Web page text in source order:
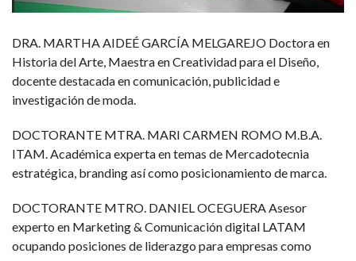
DRA. MARTHA AIDEÉ GARCÍA MELGAREJO Doctora en
Historia del Arte, Maestra en Creatividad para el Diseño,
docente destacada en comunicación, publicidad e
investigación de moda.
DOCTORANTE MTRA. MARI CARMEN ROMO M.B.A.
ITAM. Académica experta en temas de Mercadotecnia
estratégica, branding así como posicionamiento de marca.
DOCTORANTE MTRO. DANIEL OCEGUERA Asesor
experto en Marketing & Comunicación digital LATAM
ocupando posiciones de liderazgo para empresas como